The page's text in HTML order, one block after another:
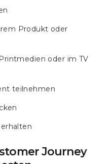
Produkt oder
oder im TV
teilnehmen
Journey